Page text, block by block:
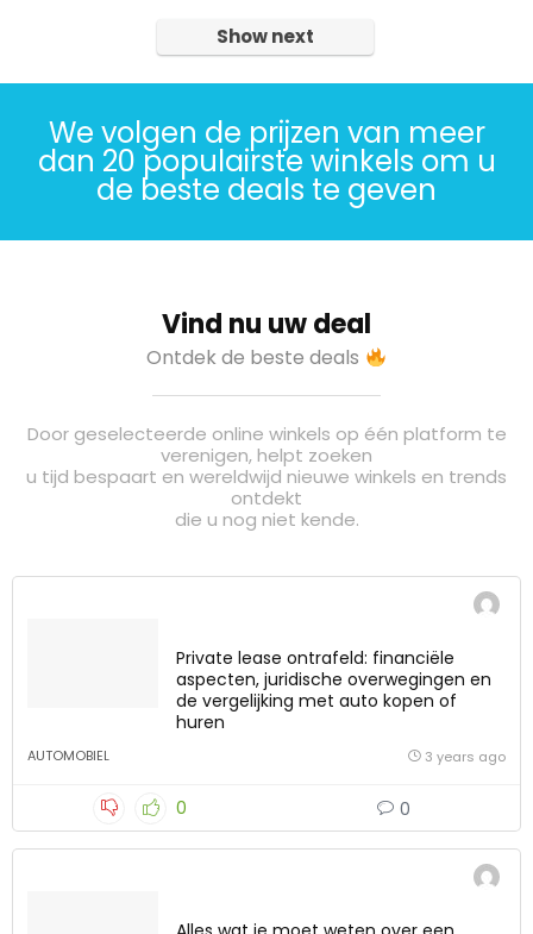
Show next
We volgen de prijzen van meer
dan 20 populairste winkels om u
de beste deals te geven
Vind nu uw deal
Ontdek de beste deals
Door geselecteerde online winkels op één platform te
verenigen, helpt zoeken
u tijd bespaart en wereldwijd nieuwe winkels en trends
ontdekt
die u nog niet kende.
Private lease ontrafeld: financiële
aspecten, juridische overwegingen en
de vergelijking met auto kopen of
huren
AUTOMOBIEL 3 years ago
0 0